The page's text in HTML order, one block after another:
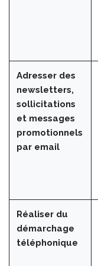
Adresser des
newsletters,
sollicitations
et messages
promotionnels
par email
Réaliser du
démarchage
téléphonique